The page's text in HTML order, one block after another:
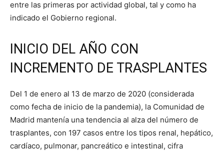
entre las primeras por actividad global, tal y como ha
indicado el Gobierno regional.
INICIO DEL AÑO CON
INCREMENTO DE TRASPLANTES
Del 1 de enero al 13 de marzo de 2020 (considerada
como fecha de inicio de la pandemia), la Comunidad de
Madrid mantenía una tendencia al alza del número de
trasplantes, con 197 casos entre los tipos renal, hepático,
cardíaco, pulmonar, pancreático e intestinal, cifra